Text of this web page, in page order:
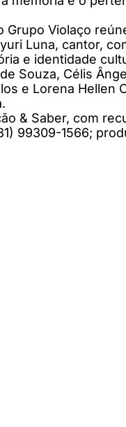
Grupo Violaço
Luna, cantor,
e identidade
Souza, Célis
e Lorena
& Saber, com
99309-1566;